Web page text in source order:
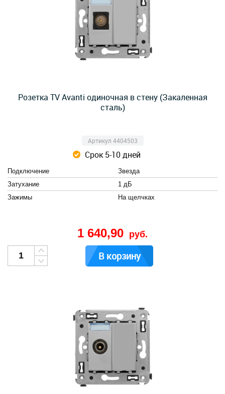
Розетка TV Avanti одиночная в стену (Закаленная
сталь)
Артикул 4404503
Срок 5-10 дней
Подключение
Звезда
Затухание
1 дБ
Зажимы
На щелчках
1 640,90 руб.
В корзину